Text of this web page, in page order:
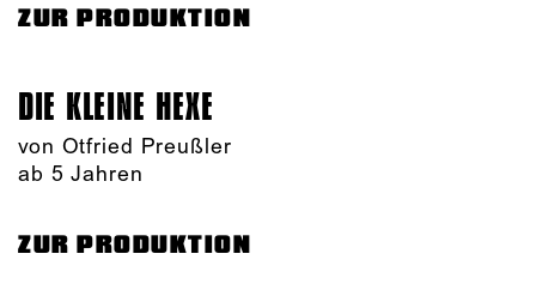
ZUR PRODUKTION
DIE KLEINE HEXE
von Otfried Preußler
ab 5 Jahren
ZUR PRODUKTION